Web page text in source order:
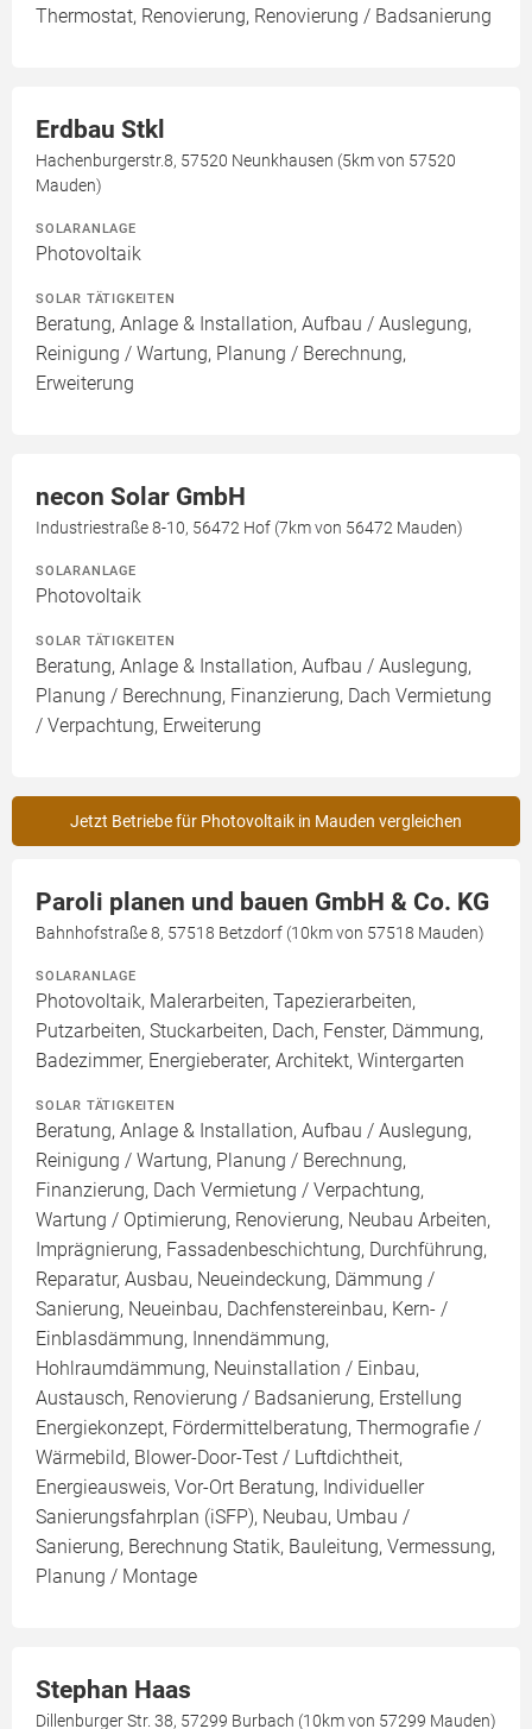
Thermostat, Renovierung, Renovierung / Badsanierung
Erdbau Stkl
Hachenburgerstr.8, 57520 Neunkhausen (5km von 57520
Mauden)
SOLARANLAGE
Photovoltaik
SOLAR TÄTIGKEITEN
Beratung, Anlage & Installation, Aufbau / Auslegung,
Reinigung / Wartung, Planung / Berechnung,
Erweiterung
necon Solar GmbH
Industriestraße 8-10, 56472 Hof (7km von 56472 Mauden)
SOLARANLAGE
Photovoltaik
SOLAR TÄTIGKEITEN
Beratung, Anlage & Installation, Aufbau / Auslegung,
Planung / Berechnung, Finanzierung, Dach Vermietung
/ Verpachtung, Erweiterung
Jetzt Betriebe für Photovoltaik in Mauden vergleichen
Paroli planen und bauen GmbH & Co. KG
Bahnhofstraße 8, 57518 Betzdorf (10km von 57518 Mauden)
SOLARANLAGE
Photovoltaik, Malerarbeiten, Tapezierarbeiten,
Putzarbeiten, Stuckarbeiten, Dach, Fenster, Dämmung,
Badezimmer, Energieberater, Architekt, Wintergarten
SOLAR TÄTIGKEITEN
Beratung, Anlage & Installation, Aufbau / Auslegung,
Reinigung / Wartung, Planung / Berechnung,
Finanzierung, Dach Vermietung / Verpachtung,
Wartung / Optimierung, Renovierung, Neubau Arbeiten,
Imprägnierung, Fassadenbeschichtung, Durchführung,
Reparatur, Ausbau, Neueindeckung, Dämmung /
Sanierung, Neueinbau, Dachfenstereinbau, Kern- /
Einblasdämmung, Innendämmung,
Hohlraumdämmung, Neuinstallation / Einbau,
Austausch, Renovierung / Badsanierung, Erstellung
Energiekonzept, Fördermittelberatung, Thermografie /
Wärmebild, Blower-Door-Test / Luftdichtheit,
Energieausweis, Vor-Ort Beratung, Individueller
Sanierungsfahrplan (iSFP), Neubau, Umbau /
Sanierung, Berechnung Statik, Bauleitung, Vermessung,
Planung / Montage
Stephan Haas
Dillenburger Str. 38, 57299 Burbach (10km von 57299 Mauden)